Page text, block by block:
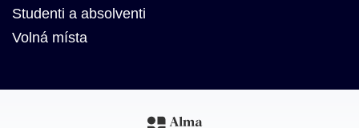
Studenti a absolventi
Volná místa